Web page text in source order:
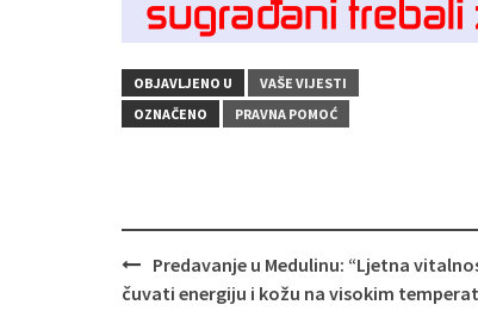
OBJAVLJENO U
VAŠE VIJESTI
OZNAČENO
PRAVNA POMOĆ
Navigacija
objava
Predavanje u Medulinu: “Ljetna
čuvati energiju i kožu na visokim